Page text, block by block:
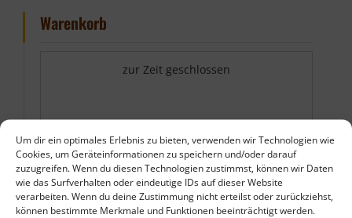
Um dir ein optimales Erlebnis zu bieten, verwenden wir Technologien wie
Cookies, um Geräteinformationen zu speichern und/oder darauf
zuzugreifen. Wenn du diesen Technologien zustimmst, können wir Daten
wie das Surfverhalten oder eindeutige IDs auf dieser Website
verarbeiten. Wenn du deine Zustimmung nicht erteilst oder zurückziehst,
können bestimmte Merkmale und Funktionen beeinträchtigt werden.
Warenkorb
zur Zeit geschlossen